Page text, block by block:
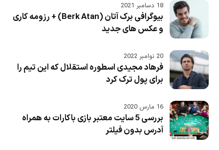
18 دسامبر 2021
بیوگرافی برک آتان (Berk Atan) + رزومه کاری
و عکس های جدید
20 نوامبر 2022
فرهاد مجیدی اسطوره استقلال که این تیم را
برای پول ترک کرد
16 مارس 2020
بررسی 5 سایت معتبر بازی باکارات به همراه
آدرس بدون فیلتر